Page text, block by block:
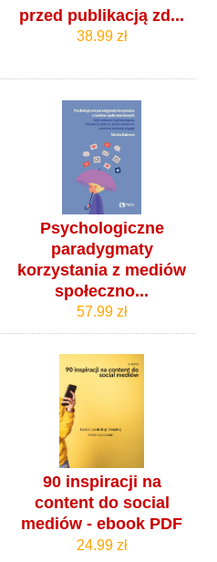
przed publikacją zd...
38.99 zł
Psychologiczne
paradygmaty
korzystania z mediów
społeczno...
57.99 zł
90 inspiracji na
content do social
mediów - ebook PDF
24.99 zł